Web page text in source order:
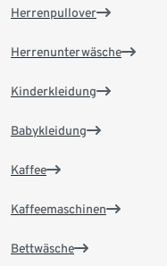
Herrenpullover
Herrenunterwäsche
Kinderkleidung
Babykleidung
Kaffee
Kaffeemaschinen
Bettwäsche